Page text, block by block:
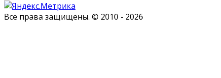
Все права защищены. © 2010 - 2026